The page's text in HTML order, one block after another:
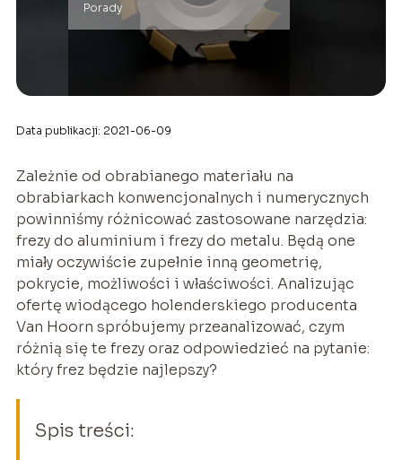
Porady
Data publikacji: 2021-06-09
Zależnie od obrabianego materiału na
obrabiarkach konwencjonalnych i numerycznych
powinniśmy różnicować zastosowane narzędzia:
frezy do aluminium i frezy do metalu. Będą one
miały oczywiście zupełnie inną geometrię,
pokrycie, możliwości i właściwości. Analizując
ofertę wiodącego holenderskiego producenta
Van Hoorn spróbujemy przeanalizować, czym
różnią się te frezy oraz odpowiedzieć na pytanie:
który frez będzie najlepszy?
Spis treści: